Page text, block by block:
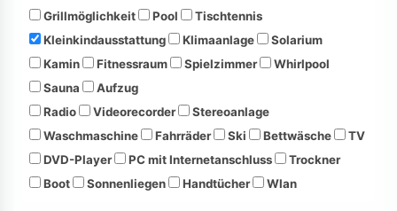
Grillmöglichkeit
Pool
Tischtennis
Kleinkindausstattung
Klimaanlage
Solarium
Kamin
Fitnessraum Spielzimmer
Whirlpool
Sauna
Aufzug
Radio
Videorecorder
Stereoanlage
Waschmaschine
Fahrräder Ski Bettwäsche
TV
DVD-Player
PC mit Internetanschluss
Trockner
Boot
Sonnenliegen Handtücher Wlan